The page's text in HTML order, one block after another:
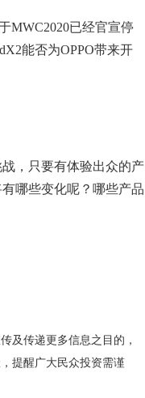
MWC2020已经官宣停
能否为OPPO带来开
，只要有体验出众的产
哪些变化呢？哪些产品
及传递更多信息之目的，
提醒广大民众投资需谨